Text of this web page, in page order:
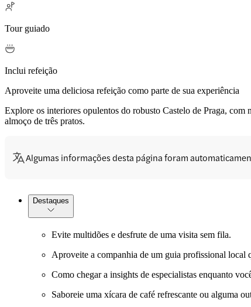
Tour guiado
Inclui refeição
Aproveite uma deliciosa refeição como parte de sua experiência
Explore os interiores opulentos do robusto Castelo de Praga, com
almoço de três pratos.
Algumas informações desta página foram
Destaques
Evite multidões e desfrute de uma visita sem fila.
Aproveite a companhia de um guia profissional local
Como chegar a insights de especialistas enquanto
Saboreie uma xícara de café refrescante ou alguma